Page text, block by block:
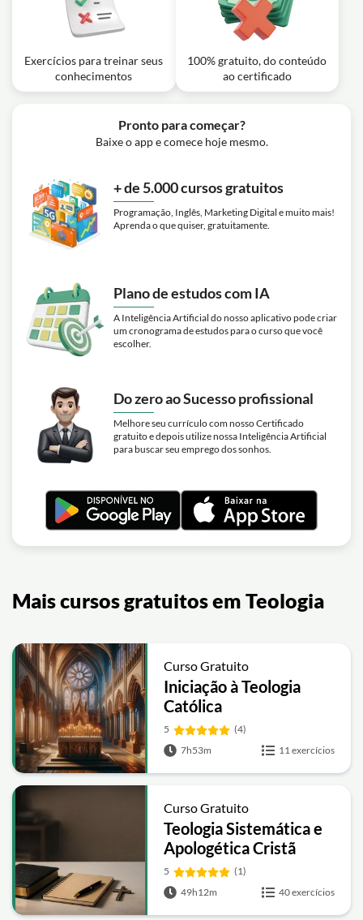
Aula em vídeo: Curso de Teologia
para Leigos - Aula 13 (Teologia
Exercício: Segundo a Moral Católica no campo da
bioética, qual princípio orienta o respeito à vida humana?
para Leigos - Aula 14 (Teologia
Bíblica - Blocos bíblicos)
dividem entre Antigo e Novo Testamento?
Exercícios para treinar seus
conhecimentos
100% gratuito, do conteúdo
ao certificado
Pronto para começar?
Baixe o app e comece hoje mesmo.
+ de 5.000 cursos gratuitos
Programação, Inglês, Marketing Digital e muito mais!
Aprenda o que quiser, gratuitamente.
Plano de estudos com IA
A Inteligência Artificial do nosso aplicativo pode criar
um cronograma de estudos para o curso que você
escolher.
Do zero ao Sucesso profissional
Melhore seu currículo com nosso Certificado
gratuito e depois utilize nossa Inteligência Artificial
para buscar seu emprego dos sonhos.
Mais cursos gratuitos em Teologia
Curso Gratuito
Iniciação à Teologia
Católica
5
(4)
7h53m
11 exercícios
Curso Gratuito
Teologia Sistemática e
Apologética Cristã
5
(1)
49h12m
40 exercícios